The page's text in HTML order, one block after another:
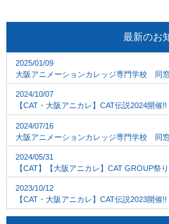
最新のお
2025/01/09
大阪アニメーションカレッジ専門学校 同
2024/10/07
【CAT・大阪アニカレ】CAT伝説2024開催!!
2024/07/16
大阪アニメーションカレッジ専門学校 同
2024/05/31
【CAT】【大阪アニカレ】CAT GROUP祭
2023/10/12
【CAT・大阪アニカレ】CAT伝説2023開催!!